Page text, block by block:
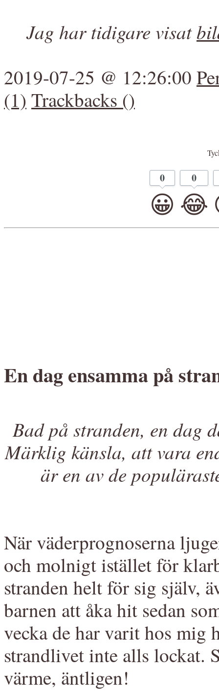
Jag har tidigare visat
2019-07-25 @ 12:26:00
(1) Trackbacks ()
0
😀
0
😂
En dag ensamma på
Bad på stranden, en dag
Märklig känsla, att vara
är en av de
När väderprognoserna
och molnigt istället för
stranden helt för sig själv,
barnen att åka hit sedan
vecka de har varit hos mig
strandlivet inte alls lockat.
värme, äntligen!